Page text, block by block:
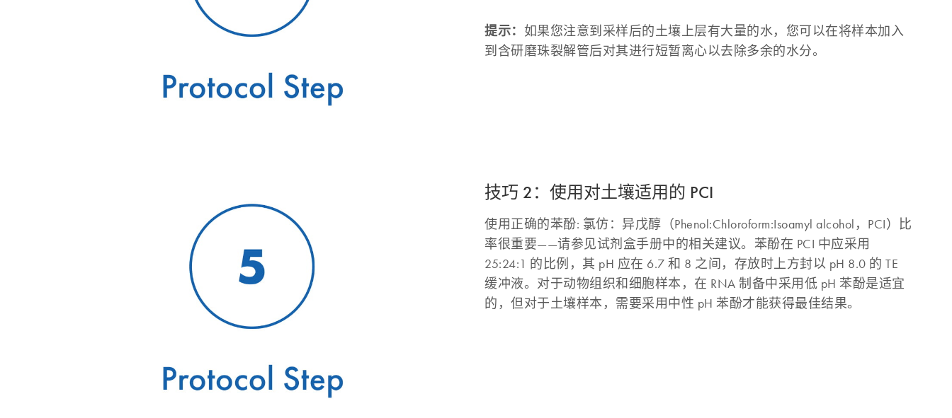
提示： 如果您注意到采样后的土壤上层有大量的水，您可以在将样本加入
到含研磨珠裂解管后对其进行短暂离心以去除多余的水分。
技巧 2：使用对土壤适用的 PCI
使用正确的苯酚: 氯仿：异戊醇（Phenol:Chloroform:Isoamyl alcohol，PCI）比
率很重要——请参见试剂盒手册中的相关建议。苯酚在 PCI 中应采用
25:24:1 的比例，其 pH 应在 6.7 和 8 之间，存放时上方封以 pH 8.0 的 TE
缓冲液。对于动物组织和细胞样本，在 RNA 制备中采用低 pH 苯酚是适宜
的，但对于土壤样本，需要采用中性 pH 苯酚才能获得最佳结果。